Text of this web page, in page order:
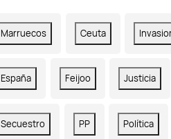
Marruecos Ceuta
España Feijoo Justicia
Secuestro PP Política